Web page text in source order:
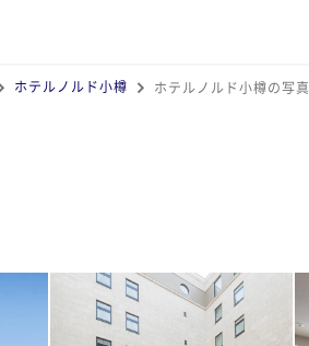
ホテルノルド小樽 ホテルノルド小樽の写真